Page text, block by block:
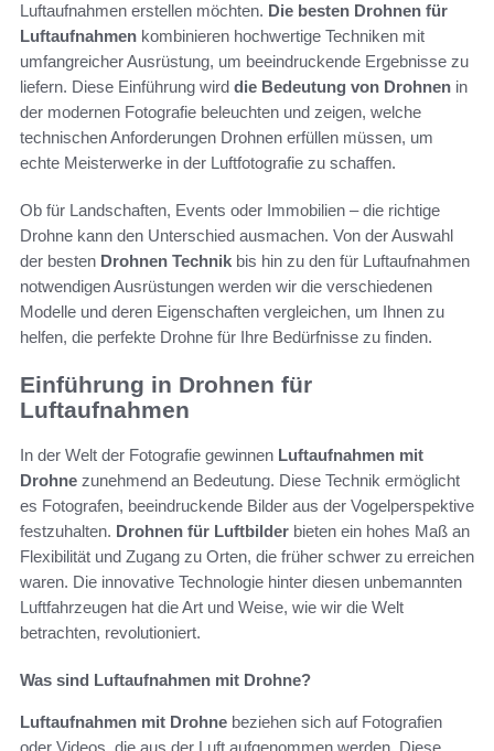
Luftaufnahmen erstellen möchten. Die besten Drohnen für
Luftaufnahmen kombinieren hochwertige Techniken mit
umfangreicher Ausrüstung, um beeindruckende Ergebnisse zu
liefern. Diese Einführung wird die Bedeutung von Drohnen in
der modernen Fotografie beleuchten und zeigen, welche
technischen Anforderungen Drohnen erfüllen müssen, um
echte Meisterwerke in der Luftfotografie zu schaffen.
Ob für Landschaften, Events oder Immobilien – die richtige
Drohne kann den Unterschied ausmachen. Von der Auswahl
der besten Drohnen Technik bis hin zu den für Luftaufnahmen
notwendigen Ausrüstungen werden wir die verschiedenen
Modelle und deren Eigenschaften vergleichen, um Ihnen zu
helfen, die perfekte Drohne für Ihre Bedürfnisse zu finden.
Einführung in Drohnen für
Luftaufnahmen
In der Welt der Fotografie gewinnen Luftaufnahmen mit
Drohne zunehmend an Bedeutung. Diese Technik ermöglicht
es Fotografen, beeindruckende Bilder aus der Vogelperspektive
festzuhalten. Drohnen für Luftbilder bieten ein hohes Maß an
Flexibilität und Zugang zu Orten, die früher schwer zu erreichen
waren. Die innovative Technologie hinter diesen unbemannten
Luftfahrzeugen hat die Art und Weise, wie wir die Welt
betrachten, revolutioniert.
Was sind Luftaufnahmen mit Drohne?
Luftaufnahmen mit Drohne beziehen sich auf Fotografien
oder Videos, die aus der Luft aufgenommen werden. Diese